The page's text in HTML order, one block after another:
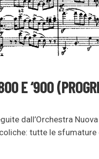
E ‘900
dall’Orchestra
tutte le sfumature